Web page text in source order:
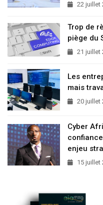
22 juillet
Trop de
piège du
21 juillet
Les
mais
20 juillet
Cyber
enjeu
15 juillet